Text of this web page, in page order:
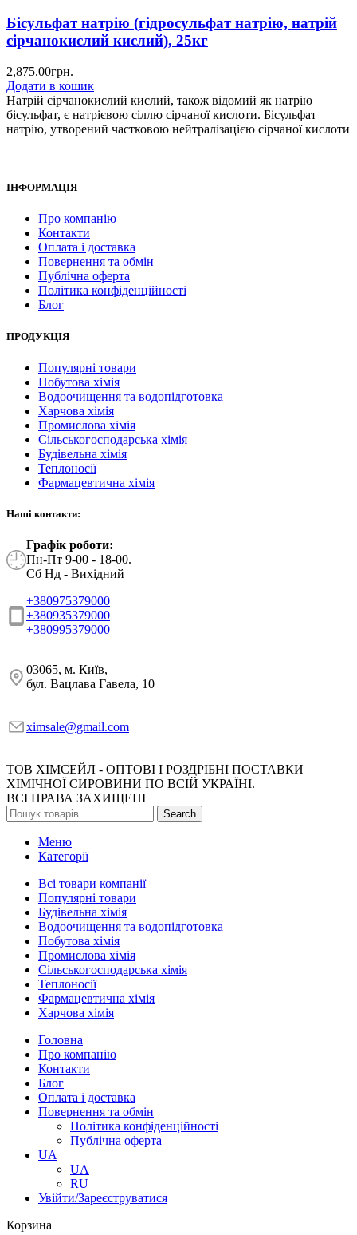
Бісульфат натрію (гідросульфат натрію, натрій
сірчанокислий кислий), 25кг
2,875.00грн.
Додати в кошик
Натрій сірчанокислий кислий, також відомий як натрію
бісульфат, є натрієвою сіллю сірчаної кислоти. Бісульфат
натрію, утворений частковою нейтралізацією сірчаної кислоти
ІНФОРМАЦІЯ
Про компанію
Контакти
Оплата і доставка
Повернення та обмін
Публічна оферта
Політика конфіденційності
Блог
ПРОДУКЦІЯ
Популярні товари
Побутова хімія
Водоочищення та водопідготовка
Харчова хімія
Промислова хімія
Сільськогосподарська хімія
Будівельна хімія
Теплоносії
Фармацевтична хімія
Наші контакти:
Графік роботи:
Пн-Пт 9-00 - 18-00.
Сб Нд - Вихідний
+380975379000
+380935379000
+380995379000
03065, м. Київ,
бул. Вацлава Гавела, 10
ximsale@gmail.com
ТОВ ХІМСЕЙЛ - ОПТОВІ І РОЗДРІБНІ ПОСТАВКИ
ХІМІЧНОЇ СИРОВИНИ ПО ВСІЙ УКРАЇНІ.
ВСІ ПРАВА ЗАХИЩЕНІ
Search
Меню
Категорії
Всі товари компанії
Популярні товари
Будівельна хімія
Водоочищення та водопідготовка
Побутова хімія
Промислова хімія
Сільськогосподарська хімія
Теплоносії
Фармацевтична хімія
Харчова хімія
Головна
Про компанію
Контакти
Блог
Оплата і доставка
Повернення та обмін
Політика конфіденційності
Публічна оферта
UA
UA
RU
Увійти/Зареєструватися
Корзина